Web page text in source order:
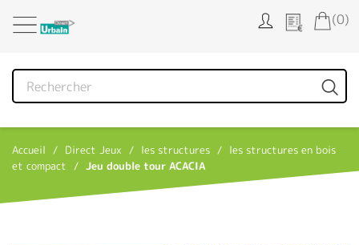
(0)
Accueil Direct Jeux les structures
les structures en bois
et compact
Jeu double tour ACACIA